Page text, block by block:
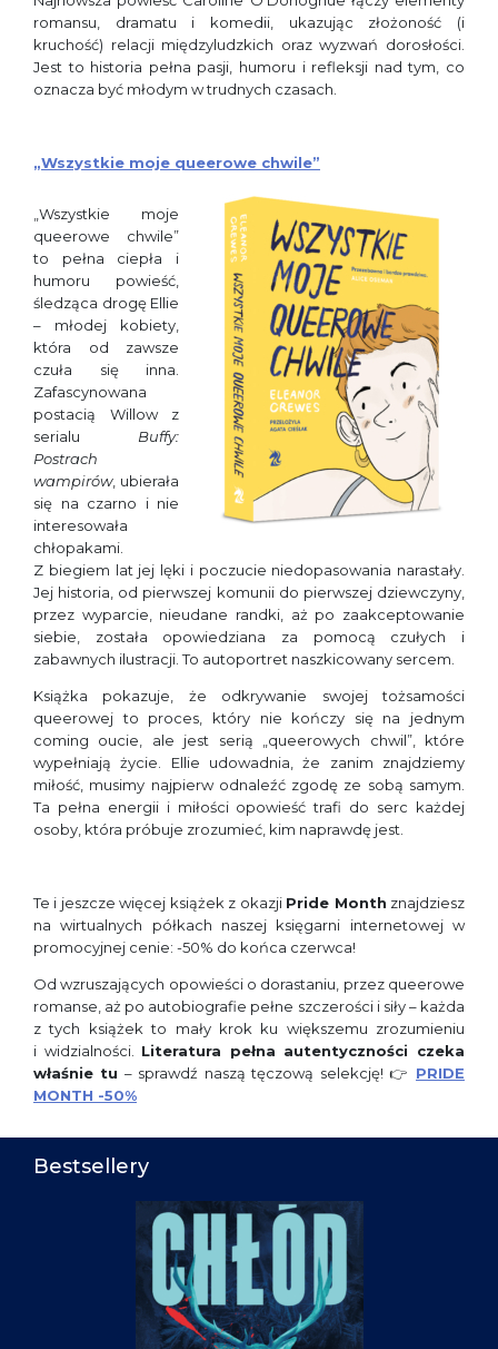
romansu, dramatu i komedii, ukazując złożoność (i
kruchość) relacji międzyludzkich oraz wyzwań dorosłości.
Jest to historia pełna pasji, humoru i refleksji nad tym, co
oznacza być młodym w trudnych czasach.
„Wszystkie moje queerowe chwile”
„Wszystkie moje
queerowe chwile”
to pełna ciepła i
humoru powieść,
śledząca drogę Ellie
– młodej kobiety,
która od zawsze
czuła się inna.
Zafascynowana
postacią Willow z
serialu Buffy:
Postrach
wampirów, ubierała
się na czarno i nie
interesowała
chłopakami.
Z biegiem lat jej lęki i poczucie niedopasowania narastały.
Jej historia, od pierwszej komunii do pierwszej dziewczyny,
przez wyparcie, nieudane randki, aż po zaakceptowanie
siebie, została opowiedziana za pomocą czułych i
zabawnych ilustracji. To autoportret naszkicowany sercem.
Książka pokazuje, że odkrywanie swojej tożsamości
queerowej to proces, który nie kończy się na jednym
coming oucie, ale jest serią „queerowych chwil”, które
wypełniają życie. Ellie udowadnia, że zanim znajdziemy
miłość, musimy najpierw odnaleźć zgodę ze sobą samym.
Ta pełna energii i miłości opowieść trafi do serc każdej
osoby, która próbuje zrozumieć, kim naprawdę jest.
Te i jeszcze więcej książek z okazji Pride Month znajdziesz
na wirtualnych półkach naszej księgarni internetowej w
promocyjnej cenie: -50% do końca czerwca!
Od wzruszających opowieści o dorastaniu, przez queerowe
romanse, aż po autobiografie pełne szczerości i siły – każda
z tych książek to mały krok ku większemu zrozumieniu
i widzialności. Literatura pełna autentyczności czeka
właśnie tu – sprawdź naszą tęczową selekcję! 👉 PRIDE
MONTH -50%
Bestsellery